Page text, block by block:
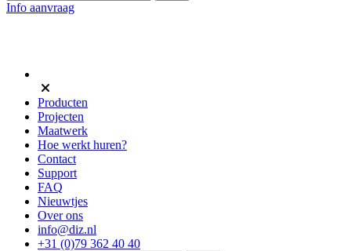
Info aanvraag
Producten
Projecten
Maatwerk
Hoe werkt huren?
Contact
Support
FAQ
Nieuwtjes
Over ons
info@diz.nl
+31 (0)79 362 40 40